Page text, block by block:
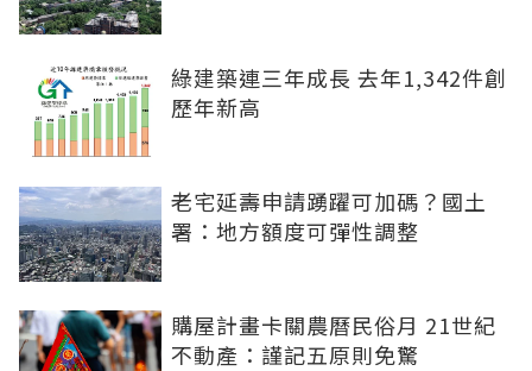
綠建築連三年成長 去年1,342件創
歷年新高
老宅延壽申請踴躍可加碼？國土
署：地方額度可彈性調整
購屋計畫卡關農曆民俗月 21世紀
不動產：謹記五原則免驚